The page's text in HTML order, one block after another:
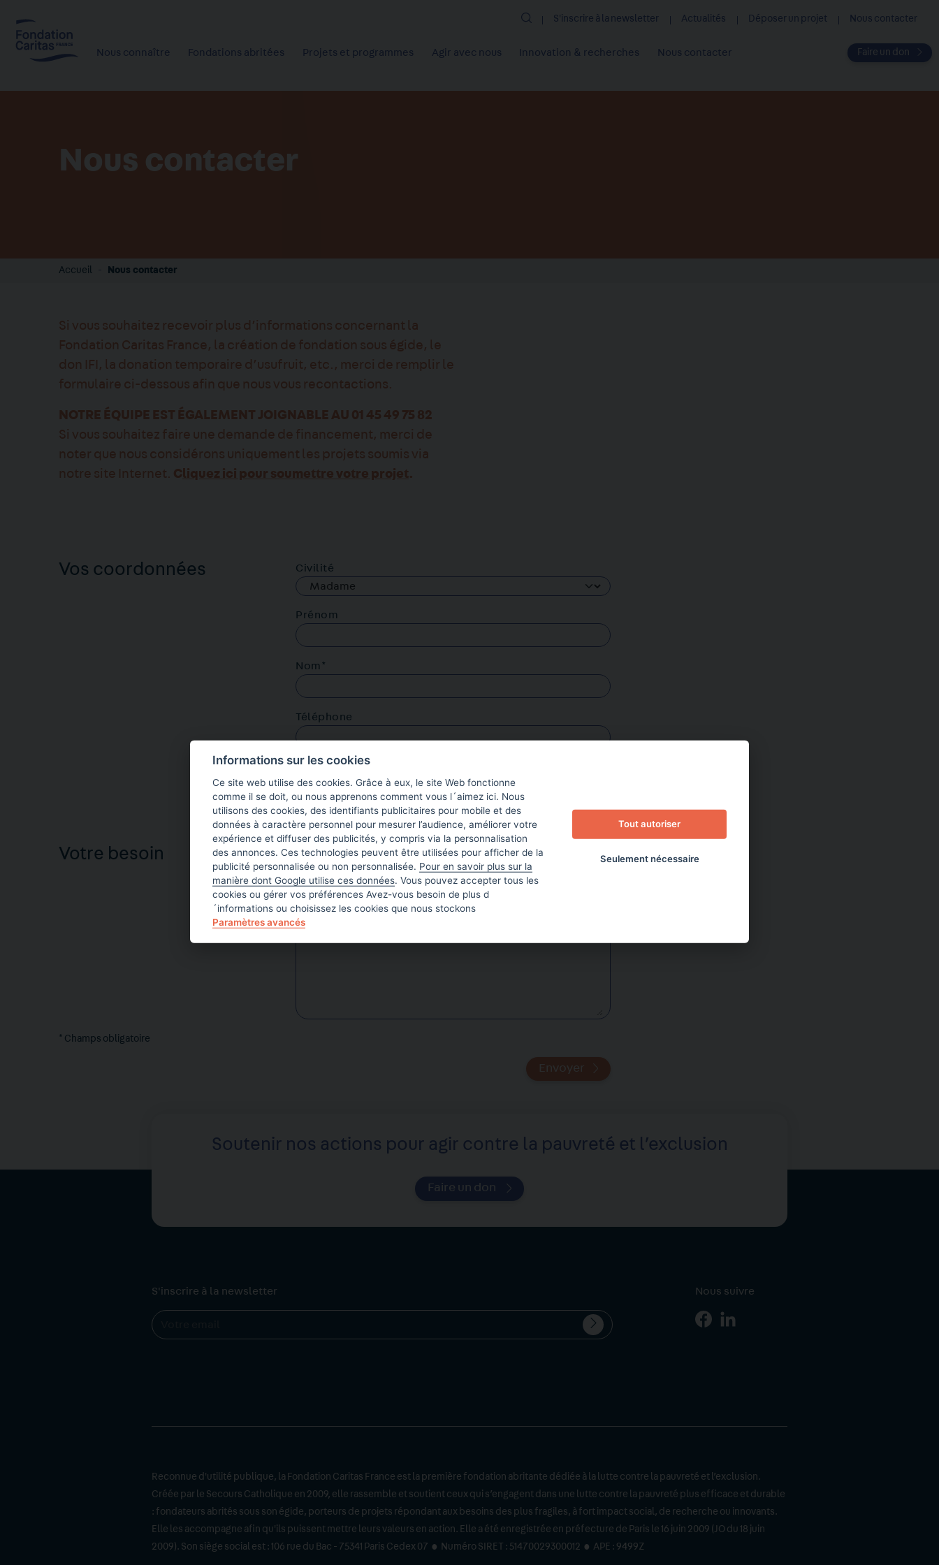
contenu
principal
Nous connaître Fondations abritées Projets et programmes Agir avec nous Innovation & recherches Nous contacter
RechercherS'inscrire à la newsletter Actualités Déposer un projet Nous contacter
Faire un don
Nous contacter
Accueil Nous contacter
Si vous souhaitez recevoir plus d’informations concernant la
Fondation Caritas France, la création de fondation sous égide, le
don IFI, la donation temporaire d’usufruit, etc., merci de remplir le
formulaire ci-dessous afin que nous vous recontactions.
NOTRE ÉQUIPE EST ÉGALEMENT JOIGNABLE AU 01 45 49 75 82
Si vous souhaitez faire une demande de financement, merci de
noter que nous considérons uniquement les projets soumis via
notre site Internet. Cliquez ici pour soumettre votre projet.
Vos coordonnées Civilité
Prénom
Nom*
Téléphone
Email*
Votre besoin Sujet*
Message
* Champs obligatoire
Envoyer
Soutenir nos actions pour agir contre la pauvreté et l’exclusion
Faire un don
S'inscrire à la newsletter
Valider
l'inscription
Nous suivre
Page Page
Reconnue d'utilité publique, la Fondation Caritas France est la première fondation abritante dédiée à la lutte contre la pauvreté et l’exclusion.
Créée par le Secours Catholique en 2009, elle rassemble et soutient ceux qui s’engagent dans une lutte contre la pauvreté plus efficace et durable
: fondateurs abrités sous son égide, porteurs de projets répondant aux besoins des plus fragiles, à fort impact social, de recherche ou innovants.
Elle les accompagne afin qu'ils puissent mettre leurs valeurs en action. Elle a été enregistrée en préfecture de Paris le 16 juin 2009 (JO du 18 juin
2009). Son siège social est : 106 rue du Bac - 75341 Paris Cedex 07 • Numéro SIRET : 51470029300012 • APE : 9499Z
Informations sur les cookies
Ce site web utilise des cookies. Grâce à eux, le site Web fonctionne
comme il se doit, ou nous apprenons comment vous l´aimez ici. Nous
utilisons des cookies, des identifiants publicitaires pour mobile et des
données à caractère personnel pour mesurer l’audience, améliorer votre
expérience et diffuser des publicités, y compris via la personnalisation
des annonces. Ces technologies peuvent être utilisées pour afficher de la
publicité personnalisée ou non personnalisée. Pour en savoir plus sur la
manière dont Google utilise ces données. Vous pouvez accepter tous les
cookies ou gérer vos préférences Avez-vous besoin de plus d
´informations ou choisissez les cookies que nous stockons
Paramètres avancés
Tout autoriser
Seulement nécessaire